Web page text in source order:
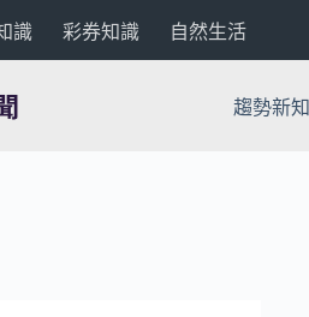
識 彩券知識 自然生活
趨勢新知